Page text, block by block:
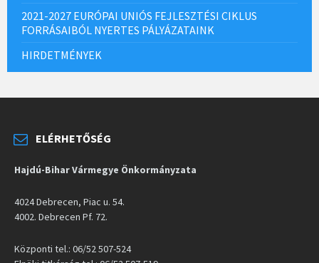
2021-2027 EURÓPAI UNIÓS FEJLESZTÉSI CIKLUS
FORRÁSAIBÓL NYERTES PÁLYÁZATAINK
HIRDETMÉNYEK
ELÉRHETŐSÉG
Hajdú-Bihar Vármegye Önkormányzata
4024 Debrecen, Piac u. 54.
4002. Debrecen Pf. 72.
Központi tel.: 06/52 507-524